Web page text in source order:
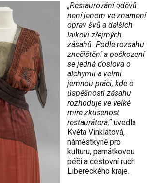
„Restaurování oděvů
není jenom ve znamení
oprav švů a dalších
laikovi zřejmých
zásahů. Podle rozsahu
znečištění a poškození
se jedná doslova o
alchymii a velmi
jemnou práci, kde o
úspěšnosti zásahu
rozhoduje ve velké
míře zkušenost
restaurátora,“uvedla
Květa Vinklátová,
náměstkyně pro
kulturu, památkovou
péči a cestovní ruch
Libereckého kraje.